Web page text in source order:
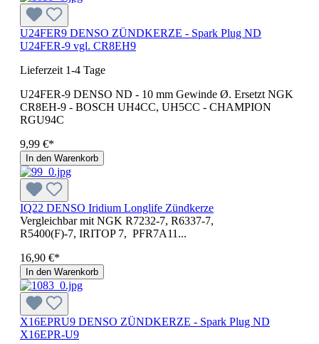
U24FER9 DENSO ZÜNDKERZE - Spark Plug ND
U24FER-9 vgl. CR8EH9
Lieferzeit 1-4 Tage
U24FER-9 DENSO ND - 10 mm Gewinde Ø. Ersetzt NGK
CR8EH-9 - BOSCH UH4CC, UH5CC - CHAMPION
RGU94C
9,99 €*
In den Warenkorb
IQ22 DENSO Iridium Longlife Zündkerze
Vergleichbar mit NGK R7232-7, R6337-7,
R5400(F)-7, IRITOP 7, PFR7A11...
16,90 €*
In den Warenkorb
X16EPRU9 DENSO ZÜNDKERZE - Spark Plug ND
X16EPR-U9